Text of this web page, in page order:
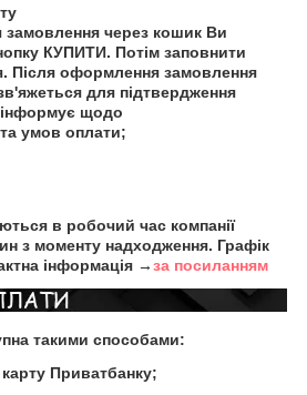
через кошик Ви
КУПИТИ. Потім заповнити
Після оформлення замовлення
для підтвердження
щодо
умов оплати;
в робочий час компанії
з моменту надходження. Графік
інформація →за посиланням
такими способами:
Приватбанку;